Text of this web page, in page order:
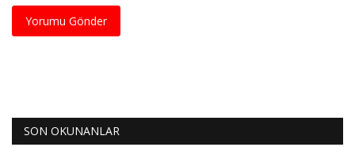
Yorumu Gönder
SON OKUNANLAR